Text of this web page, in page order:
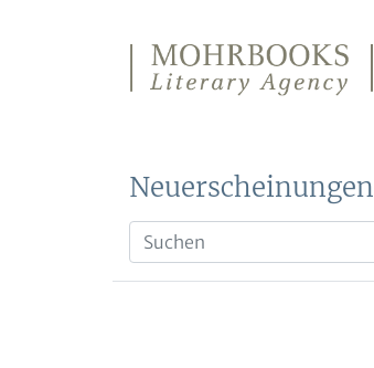
Neuerscheinungen